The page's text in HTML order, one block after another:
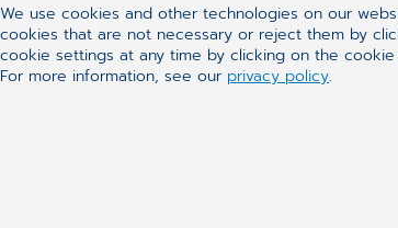
We use cookies and other technologies on our
cookies that are not necessary or reject them by
cookie settings at any time by clicking on the
For more information, see our privacy policy.